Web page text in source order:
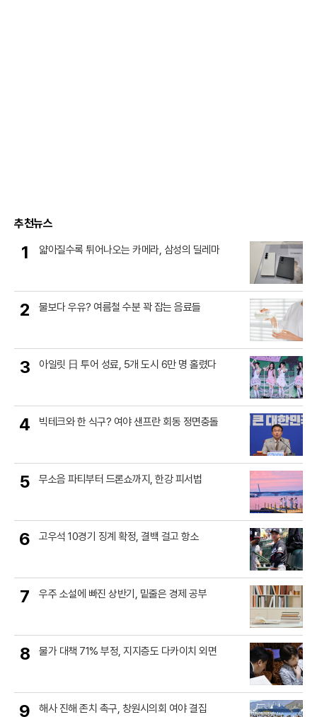
추천뉴스
1 얇아질수록 튀어나오는 카메라, 삼성의 딜레마
2 물보다 우유? 여름철 수분 꽉 잡는 음료들
3 아일릿 日 투어 성료, 5개 도시 6만 명 홀렸다
4 빅테크와 한 식구? 여야 샌프란 회동 정면충돌
5 무소음 파티부터 드론쇼까지, 한강 피서법
6 고우석 10경기 징계 확정, 결백 걸고 항소
7 우주 소설에 빠진 상반기, 밑줄은 경제 공부
8 물가 대책 71% 부정, 지지층도 다카이치 외면
9 해사 진해 존치 촉구, 창원시의회 여야 결집